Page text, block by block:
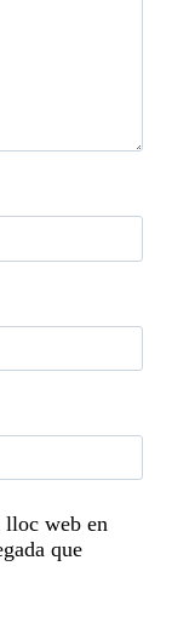
lloc web en
que